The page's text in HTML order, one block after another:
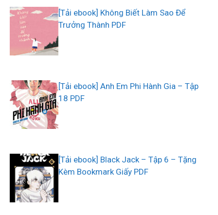
[Tải ebook] Không Biết Làm Sao Để
Trưởng Thành PDF
[Tải ebook] Anh Em Phi Hành Gia – Tập
18 PDF
[Tải ebook] Black Jack – Tập 6 – Tặng
Kèm Bookmark Giấy PDF